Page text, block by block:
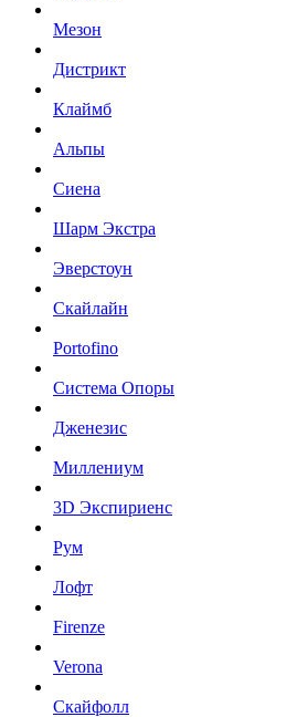
Мезон
Дистрикт
Клаймб
Альпы
Сиена
Шарм Экстра
Эверстоун
Скайлайн
Portofino
Система Опоры
Дженезис
Миллениум
3D Экспириенс
Рум
Лофт
Firenze
Verona
Скайфолл